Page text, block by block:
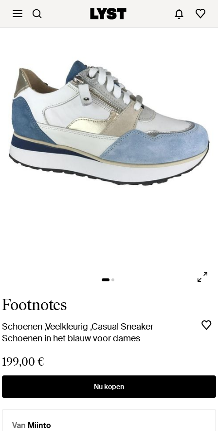
Footnotes
Schoenen ,Veelkleurig ,Casual Sneaker
Schoenen in het blauw voor dames
199,00 €
Nu kopen
Van Miinto